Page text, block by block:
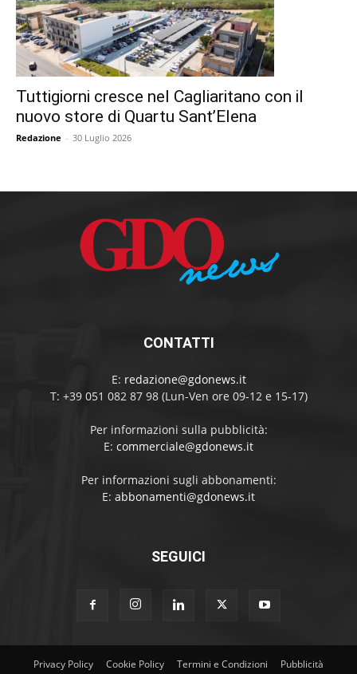
Tuttigiorni cresce nel Cagliaritano con il
nuovo store di Quartu Sant’Elena
Redazione - 30 Luglio 2026
CONTATTI
E: redazione@gdonews.it
T: +39 051 082 87 98 (Lun-Ven ore 09-12 e 15-17)
Per informazioni sulla pubblicità:
E: commerciale@gdonews.it
Per informazioni sugli abbonamenti:
E: abbonamenti@gdonews.it
SEGUICI
Privacy Policy Cookie Policy Termini e Condizioni Pubblicità